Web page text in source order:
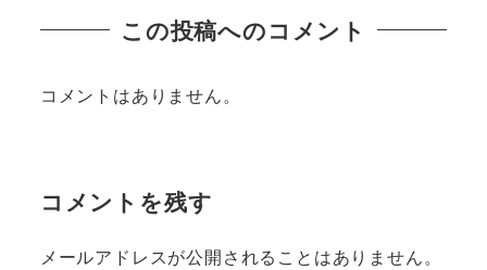
この投稿へのコメント
コメントはありません。
コメントを残す
メールアドレスが公開されることはありません。